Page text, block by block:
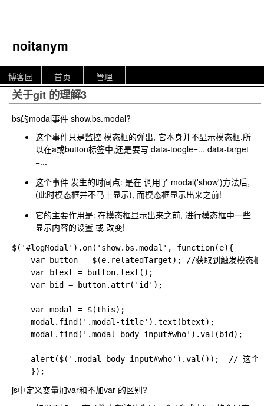
noitanym
博客园 首页 管理
关于git 的理解3
bs的modal事件 show.bs.modal?
这个事件只是监控 模态框的弹出, 它本身并不显示模态框,所
以在a或button标签中,还是要写 data-toogle=... data-target
=...
这个事件 发生的时间点: 是在 调用了 modal('show')方法后,
(此时模态框并不马上显示), 而模态框显示出来之前!
它的主要作用是: 在模态框显示出来之前, 进行模态框中一些
显示内容的设置 或 改变!
$('#logModal').on('show.bs.modal', function(e){
var button = $(e.relatedTarget); //获取到触发模态框
    var btext = button.text();
    var bid = button.attr('id');
    var modal = $(this);
    modal.find('.modal-title').text(btext);
    modal.find('.modal-body input#who').val(bid);
alert($('.modal-body input#who').val());  // 这个
js中定义变量加var和不加var 的区别?